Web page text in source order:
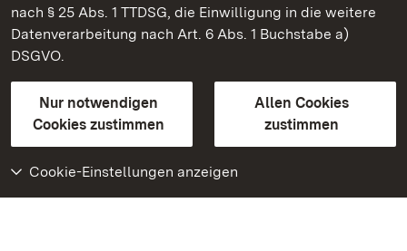
nach § 25 Abs. 1 TTDSG, die Einwilligung in die weitere
Datenverarbeitung nach Art. 6 Abs. 1 Buchstabe a)
DSGVO.
Nur notwendigen
Cookies zustimmen
Allen Cookies
zustimmen
Cookie-Einstellungen anzeigen
Staatliche Schlösser und Gärten Baden-Württemberg
Kontakt
GebärdenspracheLeichte Sprache
Erklärung zur Barrierefreiheit
BITV-konform (geprüfte Seiten)
Weiteres